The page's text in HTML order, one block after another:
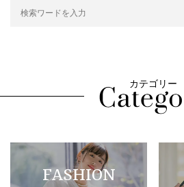
カテゴリー
FASHION